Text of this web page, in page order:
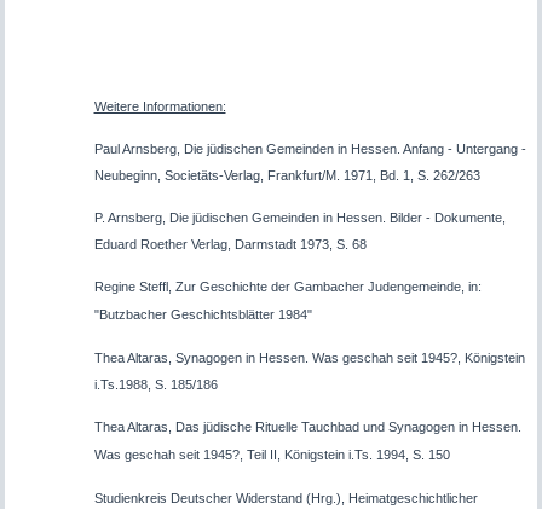
Weitere Informationen:
Paul Arnsberg, Die jüdischen Gemeinden in Hessen. Anfang - Untergang -
Neubeginn, Societäts-Verlag, Frankfurt/M. 1971, Bd. 1, S. 262/263
P. Arnsberg, Die jüdischen Gemeinden in Hessen. Bilder - Dokumente,
Eduard Roether Verlag, Darmstadt 1973, S. 68
Regine Steffl, Zur Geschichte der Gambacher Judengemeinde, in:
"Butzbacher Geschichtsblätter 1984"
Thea Altaras, Synagogen in Hessen. Was geschah seit 1945?, Königstein
i.Ts.1988, S. 185/186
Thea Altaras, Das jüdische Rituelle Tauchbad und Synagogen in Hessen.
Was geschah seit 1945?, Teil II, Königstein i.Ts. 1994, S. 150
Studienkreis Deutscher Widerstand (Hrg.), Heimatgeschichtlicher